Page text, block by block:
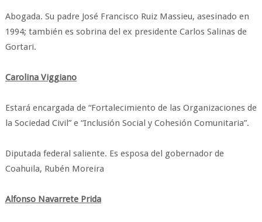
Abogada. Su padre José Francisco Ruiz Massieu, asesinado en
1994; también es sobrina del ex presidente Carlos Salinas de
Gortari.
Carolina Viggiano
Estará encargada de “Fortalecimiento de las Organizaciones de
la Sociedad Civil” e “Inclusión Social y Cohesión Comunitaria”.
Diputada federal saliente. Es esposa del gobernador de
Coahuila, Rubén Moreira
Alfonso Navarrete Prida